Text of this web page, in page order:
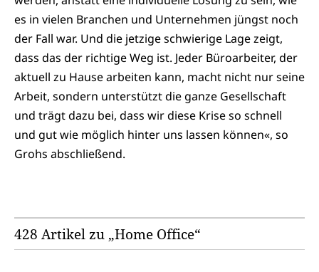
es in vielen Branchen und Unternehmen jüngst noch
der Fall war. Und die jetzige schwierige Lage zeigt,
dass das der richtige Weg ist. Jeder Büroarbeiter, der
aktuell zu Hause arbeiten kann, macht nicht nur seine
Arbeit, sondern unterstützt die ganze Gesellschaft
und trägt dazu bei, dass wir diese Krise so schnell
und gut wie möglich hinter uns lassen können«, so
Grohs abschließend.
428 Artikel zu „Home Office“